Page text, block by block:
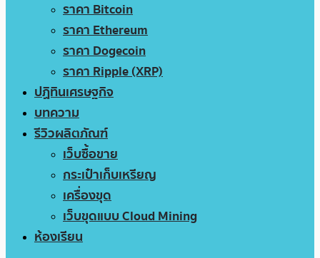
ราคา Bitcoin
ราคา Ethereum
ราคา Dogecoin
ราคา Ripple (XRP)
ปฏิทินเศรษฐกิจ
บทความ
รีวิวผลิตภัณฑ์
เว็บซื้อขาย
กระเป๋าเก็บเหรียญ
เครื่องขุด
เว็บขุดแบบ Cloud Mining
ห้องเรียน